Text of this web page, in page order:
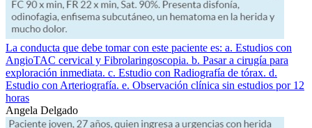
La conducta que debe tomar con este paciente es: a. Estudios con
AngioTAC cervical y Fibrolaringoscopia. b. Pasar a cirugía para
exploración inmediata. c. Estudio con Radiografía de tórax. d.
Estudio con Arteriografía. e. Observación clínica sin estudios por 12
horas
Angela Delgado